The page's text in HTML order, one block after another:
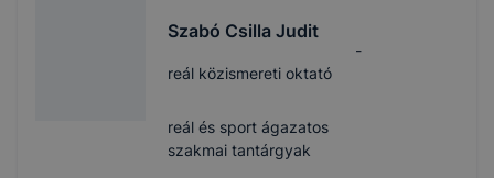
Szabó Csilla Judit
reál közismereti oktató
reál és sport ágazatos
szakmai tantárgyak
-